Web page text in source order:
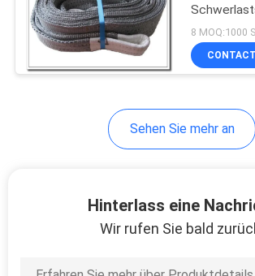
Logo
8 MOQ:1000
CONTACT
Sehen Sie mehr an
Hinterlass eine
Wir rufen Sie bald